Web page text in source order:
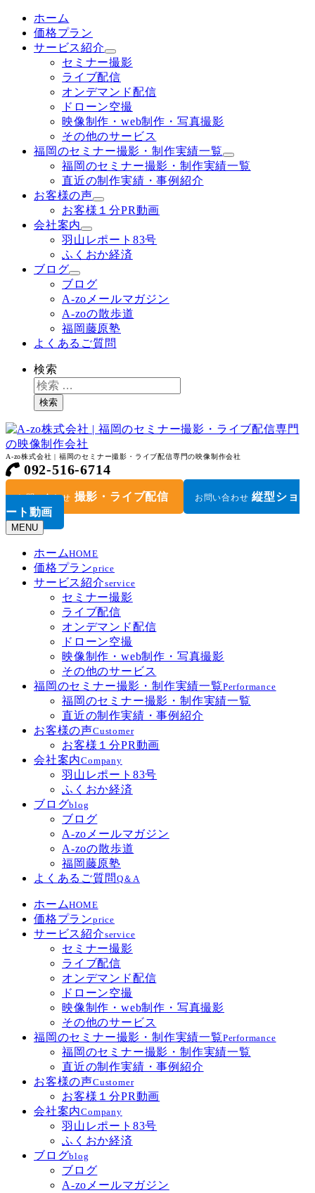
ホーム
価格プラン
サービス紹介
セミナー撮影
ライブ配信
オンデマンド配信
ドローン空撮
映像制作・web制作・写真撮影
その他のサービス
福岡のセミナー撮影・制作実績一覧
福岡のセミナー撮影・制作実績一覧
直近の制作実績・事例紹介
お客様の声
お客様１分PR動画
会社案内
羽山レポート83号
ふくおか経済
ブログ
ブログ
A-zoメールマガジン
A-zoの散歩道
福岡藤原塾
よくあるご質問
検索
検索
A-zo株式会社 | 福岡のセミナー撮影・ライブ配信専門の映像制作会社
092-516-6714
お問い合わせ 撮影・ライブ配信 お問い合わせ 縦型ショ
ート動画
MENU
ホームHOME
価格プランprice
サービス紹介service
セミナー撮影
ライブ配信
オンデマンド配信
ドローン空撮
映像制作・web制作・写真撮影
その他のサービス
福岡のセミナー撮影・制作実績一覧Performance
福岡のセミナー撮影・制作実績一覧
直近の制作実績・事例紹介
お客様の声Customer
お客様１分PR動画
会社案内Company
羽山レポート83号
ふくおか経済
ブログblog
ブログ
A-zoメールマガジン
A-zoの散歩道
福岡藤原塾
よくあるご質問 Q＆A
ホームHOME
価格プランprice
サービス紹介service
セミナー撮影
ライブ配信
オンデマンド配信
ドローン空撮
映像制作・web制作・写真撮影
その他のサービス
福岡のセミナー撮影・制作実績一覧Performance
福岡のセミナー撮影・制作実績一覧
直近の制作実績・事例紹介
お客様の声Customer
お客様１分PR動画
会社案内Company
羽山レポート83号
ふくおか経済
ブログblog
ブログ
A-zoメールマガジン